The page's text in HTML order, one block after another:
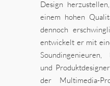
Design
einem hohen
dennoch
entwickelt er mit
und
der Multimedia-